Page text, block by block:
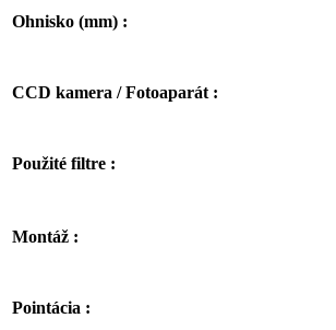
Ohnisko (mm) :
CCD kamera / Fotoaparát :
Použité filtre :
Montáž :
Pointácia :